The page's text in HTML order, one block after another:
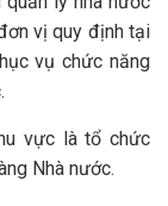
vị quy định tại
vụ chức năng
vực là tổ chức
Nhà nước.